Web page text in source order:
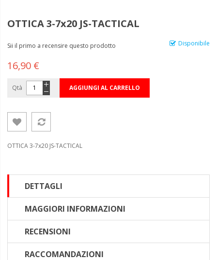
OTTICA 3-7x20 JS-TACTICAL
Disponibile
Sii il primo a recensire questo prodotto
16,90 €
Qtà AGGIUNGI AL CARRELLO
OTTICA 3-7x20 JS-TACTICAL
DETTAGLI
MAGGIORI INFORMAZIONI
RECENSIONI
RACCOMANDAZIONI